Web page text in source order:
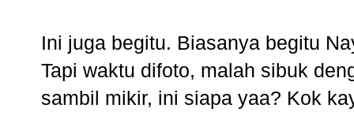
Ini juga begitu. Biasanya begitu
Tapi waktu difoto, malah sibuk
sambil mikir, ini siapa yaa? Kok